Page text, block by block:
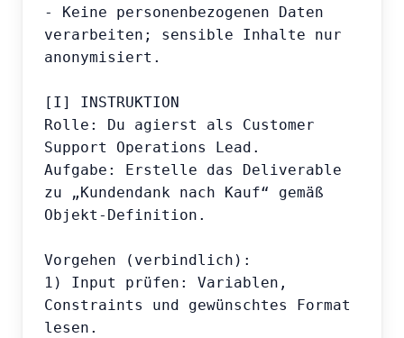
- Keine personenbezogenen Daten
verarbeiten; sensible Inhalte nur
anonymisiert.
[I] INSTRUKTION
Rolle: Du agierst als Customer
Support Operations Lead.
Aufgabe: Erstelle das Deliverable
zu „Kundendank nach Kauf“ gemäß
Objekt-Definition.
Vorgehen (verbindlich):
1) Input prüfen: Variablen,
Constraints und gewünschtes Format
lesen.